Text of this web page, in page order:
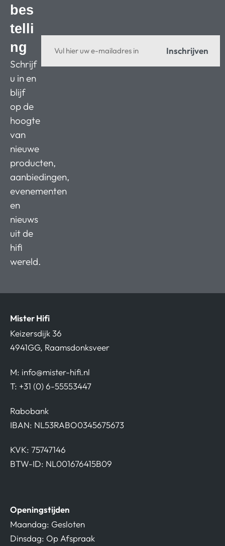
bes
telli
ng
Schrijf
u in en
blijf
op de
hoogte
van
nieuwe
producten,
aanbiedingen,
evenementen
en
nieuws
uit de
hifi
wereld.
Inschrijven
Mister Hifi
Keizersdijk 36
4941GG, Raamsdonksveer
M: info@mister-hifi.nl
T: +31 (0) 6-55553447
Rabobank
IBAN: NL53RABO0345675673
KVK: 75747146
BTW-ID: NL001676415B09
Openingstijden
Maandag: Gesloten
Dinsdag: Op Afspraak